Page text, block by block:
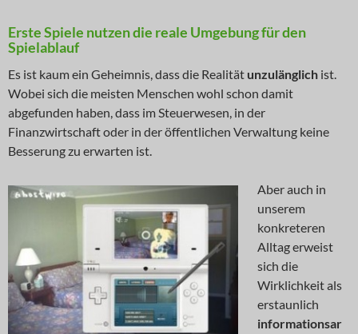
Erste Spiele nutzen die reale Umgebung für den
Spielablauf
Es ist kaum ein Geheimnis, dass die Realität unzulänglich ist.
Wobei sich die meisten Menschen wohl schon damit
abgefunden haben, dass im Steuerwesen, in der
Finanzwirtschaft oder in der öffentlichen Verwaltung keine
Besserung zu erwarten ist.
Aber auch in
unserem
konkreteren
Alltag erweist
sich die
Wirklichkeit als
erstaunlich
informationsar